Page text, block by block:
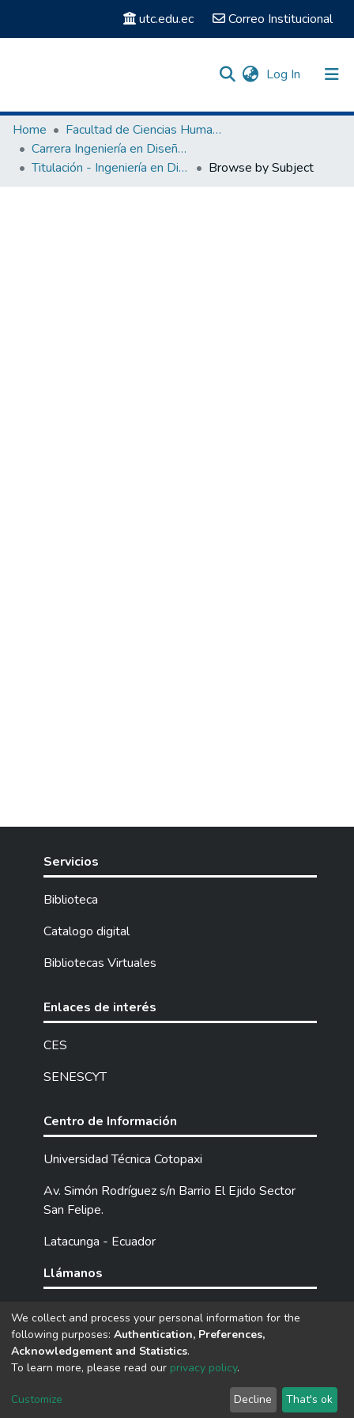
utc.edu.ec Correo Institucional
Log In (current)
Communities & Collections
Search
Home
Facultad de Ciencias Humanas y Educación
Carrera Ingeniería en Diseño Gráfico Computarizado
Titulación - Ingeniería en Diseño Gráfico Computarizado
Browse by Subject
Servicios
Biblioteca
Catalogo digital
Bibliotecas Virtuales
Enlaces de interés
CES
SENESCYT
Centro de Información
Universidad Técnica Cotopaxi
Av. Simón Rodríguez s/n Barrio El Ejido Sector
San Felipe.
Latacunga - Ecuador
Llámanos
Tel: (593) 03 2252205 / 2252307 / 2252346.
DSpace softwarecopyright © 2002-2026
Cookie
settings
Privacy
End User
Agreement
Feedback
Adaptado por: Desarrollo de software U.T.C
We collect and process your personal information for the
following purposes: Authentication, Preferences,
Acknowledgement and Statistics.
To learn more, please read our privacy policy.
Customize Decline That's ok